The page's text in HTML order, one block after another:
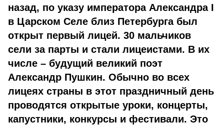
назад, по указу императора Александра I
в Царском Селе близ Петербурга был
открыт первый лицей. 30 мальчиков
сели за парты и стали лицеистами. В их
числе – будущий великий поэт
Александр Пушкин. Обычно во всех
лицеях страны в этот праздничный день
проводятся открытые уроки, концерты,
капустники, конкурсы и фестивали. Это